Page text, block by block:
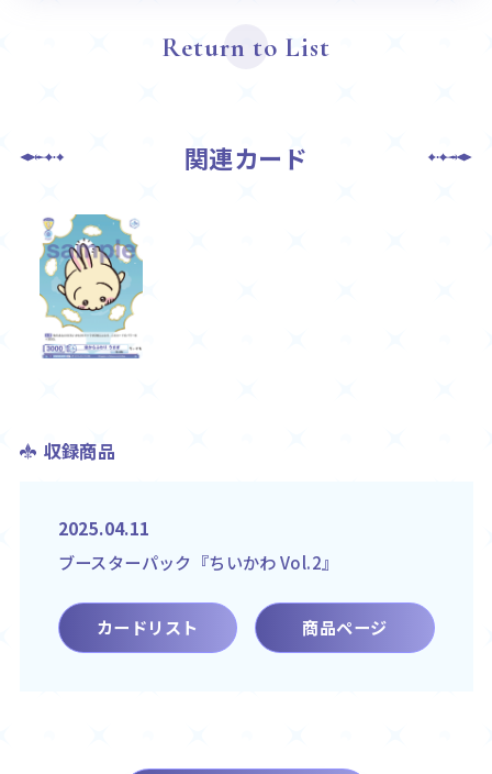
Return to List
関連カード
収録商品
2025.04.11
ブースターパック『ちいかわ Vol.2』
カードリスト 商品ページ